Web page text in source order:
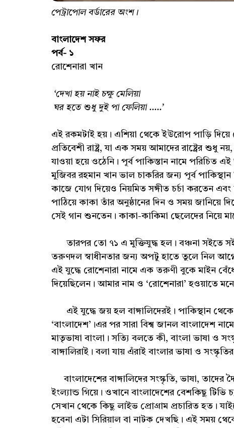
পেট্রাপোল বর্ডারের অংশ।
বাংলাদেশ সফর
পর্ব- ১
রোশেনারা খান
‘দেখা হয় নাই চক্ষু মেলিয়া
ঘর হতে শুধু দুই পা ফেলিয়া .....’
এই রকমটাই হয়। এশিয়া থেকে ইউরোপ পাড়ি
প্রতিবেশী রাষ্ট্র, যা এক সময় আমাদের রাষ্ট্রের
যাওয়া হয়ে ওঠেনি। পূর্ব পাকিস্তান নামে পরিচিত
মুজিবর রহমান খান ভাল চাকরির জন্য পূর্ব
কাজে যোগ দিয়েও নিয়মিত সঙ্গীত চর্চা করতেন এবং
পাঠিয়ে কাকা তাঁর অনুষ্ঠানের দিন ও সময়
সেই গান শুনতেন। কাকা-কাকিমা ছেলেদের নিয়ে
তারপর তো ৭১ এ মুক্তিযুদ্ধ হল। বঞ্চনা সইতে
তরুণদল স্বাধীনতার জন্য অপটু হাতে তুলে নিল
এই যুদ্ধে রোশেনারা নামে এক তরুণী বুকে মাইন
দিয়েছিলেন। আমার নাম ও ‘রোশেনারা’ হওয়াতে
এই যুদ্ধে জয় হল বাঙ্গালিদেরই। পাকিস্থান থেকে
‘বাংলাদেশ’।এর পর সারা বিশ্ব জানল বাংলাদেশ
মাতৃভাষা বাংলা। সত্যি বলতে কী, বাংলা ভাষা ও
বাঙ্গালিরাই। বলা যায় এঁরাই বাংলার ভাষা ও
বাংলাদেশের বাঙ্গালিদের সংস্কৃতি, ভাষা, তাদের
ইংল্যান্ড গিয়ে। ওখানে বাংলাদেশের বেশকিছু
সেখান থেকে কিছু লাইভ প্রোগ্রাম প্রচারিত হত।
হবেনা এটা সিরিয়াল বা নাটক দেখছি। এই সময়